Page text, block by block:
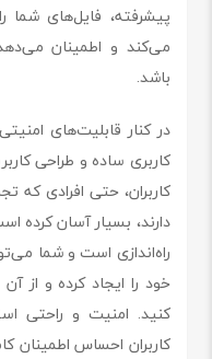
پیشرفته، فایل‌های
می‌کند و اطمینان
باشد.
کاربری ساده و طراحی
کاربران، حتی افرادی که
دارند، بسیار آسان کرده
راه‌اندازی است و شما
خود را ایجاد کرده و از
کنید. امنیت و راحتی
کاربران احساس